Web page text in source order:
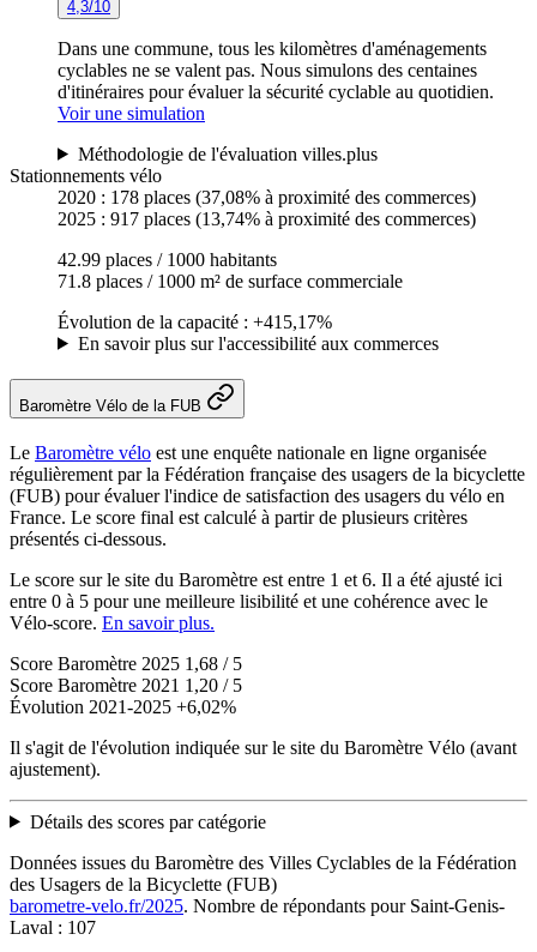
4,3/10
Dans une commune, tous les kilomètres d'aménagements
cyclables ne se valent pas. Nous simulons des centaines
d'itinéraires pour évaluer la sécurité cyclable au quotidien.
Voir une simulation
Méthodologie de l'évaluation villes.plus
Stationnements vélo
2020 : 178 places (37,08% à proximité des commerces)
2025 : 917 places (13,74% à proximité des commerces)
42.99 places / 1000 habitants
71.8 places / 1000 m² de surface commerciale
Évolution de la capacité : +415,17%
En savoir plus sur l'accessibilité aux commerces
Baromètre Vélo de la FUB
Le Baromètre vélo est une enquête nationale en ligne organisée
régulièrement par la Fédération française des usagers de la bicyclette
(FUB) pour évaluer l'indice de satisfaction des usagers du vélo en
France. Le score final est calculé à partir de plusieurs critères
présentés ci-dessous.
Le score sur le site du Baromètre est entre 1 et 6. Il a été ajusté ici
entre 0 à 5 pour une meilleure lisibilité et une cohérence avec le
Vélo-score. En savoir plus.
Score Baromètre 2025 1,68 / 5
Score Baromètre 2021 1,20 / 5
Évolution 2021-2025 +6,02%
Il s'agit de l'évolution indiquée sur le site du Baromètre Vélo (avant
ajustement).
Détails des scores par catégorie
Données issues du Baromètre des Villes Cyclables de la Fédération
des Usagers de la Bicyclette (FUB)
barometre-velo.fr/2025. Nombre de répondants pour Saint-Genis-
Laval : 107